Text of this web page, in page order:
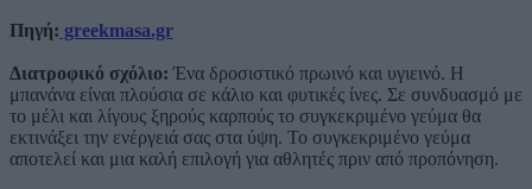
Πηγή: greekmasa.gr
Διατροφικό σχόλιο: Ένα δροσιστικό πρωινό και υγιεινό. Η
μπανάνα είναι πλούσια σε κάλιο και φυτικές ίνες. Σε συνδυασμό με
το μέλι και λίγους ξηρούς καρπούς το συγκεκριμένο γεύμα θα
εκτινάξει την ενέργειά σας στα ύψη. Το συγκεκριμένο γεύμα
αποτελεί και μια καλή επιλογή για αθλητές πριν από προπόνηση.